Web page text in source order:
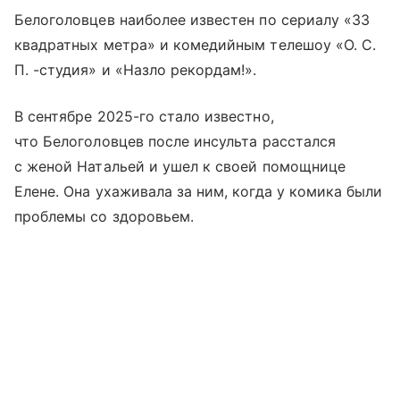
Белоголовцев наиболее известен по сериалу «33
квадратных метра» и комедийным телешоу «О. С.
П. -студия» и «Назло рекордам!».
В сентябре 2025-го стало известно,
что Белоголовцев после инсульта расстался
с женой Натальей и ушел к своей помощнице
Елене. Она ухаживала за ним, когда у комика были
проблемы со здоровьем.